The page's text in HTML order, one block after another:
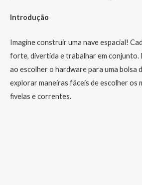
Introdução
Imagine construir uma nave espacial!
forte, divertida e trabalhar em conjunto.
ao escolher o hardware para uma bolsa
explorar maneiras fáceis de escolher os
fivelas e correntes.